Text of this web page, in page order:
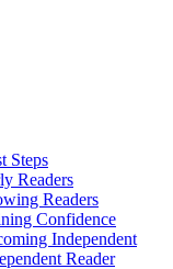
Steps
Readers
Readers
Confidence
Independent
Reader